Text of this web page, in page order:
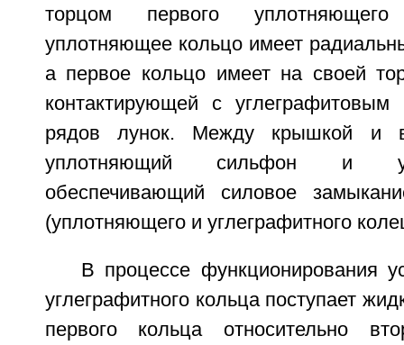
торцом первого
уплотняющее кольцо имеет
а первое кольцо имеет на своей
контактирующей с углеграфитовым
рядов лунок. Между крышкой и
уплотняющий сильфон и
обеспечивающий силовое
(уплотняющего и углеграфитного
В процессе функционирования
углеграфитного кольца поступает
первого кольца относительно